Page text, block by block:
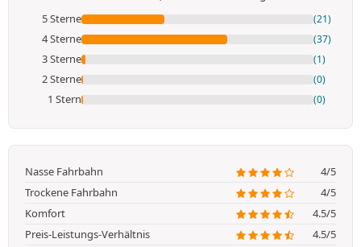
5 Sterne (21)
4 Sterne (37)
3 Sterne (1)
2 Sterne (0)
1 Stern (0)
Nasse Fahrbahn
4/5
Trockene Fahrbahn
4/5
Komfort
4.5/5
Preis-Leistungs-Verhältnis
4.5/5